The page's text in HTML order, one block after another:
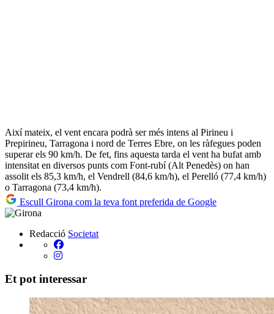
Així mateix, el vent encara podrà ser més intens al Pirineu i
Prepirineu, Tarragona i nord de Terres Ebre, on les ràfegues poden
superar els 90 km/h. De fet, fins aquesta tarda el vent ha bufat amb
intensitat en diversos punts com Font-rubí (Alt Penedès) on han
assolit els 85,3 km/h, el Vendrell (84,6 km/h), el Perelló (77,4 km/h)
o Tarragona (73,4 km/h).
Escull Girona com la teva font preferida de Google
Redacció Societat
Et pot interessar